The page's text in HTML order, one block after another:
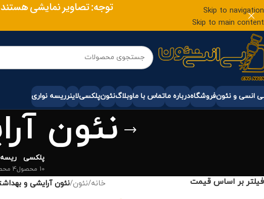
Skip to navigation
Skip to main content
توجه: تصاویر نمایشی
انسی و نئونفروشگاهدرباره ماتماس با ماوبلاگنئونپلکسیلاینرریسه نواری
نئون
پلکسی
10 محصول
ریسه
4 محصول
فیلتر بر اساس قیمت خانه/نئون/نئون آرایشی و